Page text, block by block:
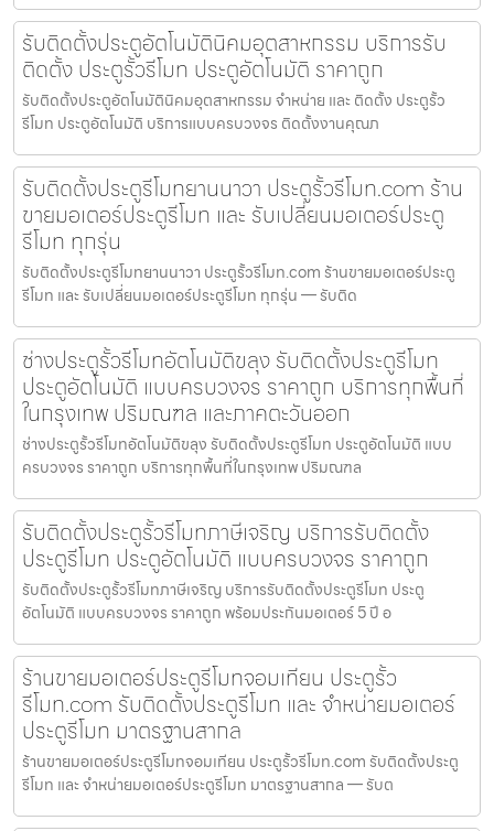
รับติดตั้งประตูอัตโนมัตินิคมอุตสาหกรรม บริการรับ
ติดตั้ง ประตูรั้วรีโมท ประตูอัตโนมัติ ราคาถูก
รับติดตั้งประตูอัตโนมัตินิคมอุตสาหกรรม จำหน่าย และ ติดตั้ง ประตูรั้ว
รีโมท ประตูอัตโนมัติ บริการแบบครบวงจร ติดตั้งงานคุณภ
รับติดตั้งประตูรีโมทยานนาวา ประตูรั้วรีโมท.com ร้าน
ขายมอเตอร์ประตูรีโมท และ รับเปลี่ยนมอเตอร์ประตู
รีโมท ทุกรุ่น
รับติดตั้งประตูรีโมทยานนาวา ประตูรั้วรีโมท.com ร้านขายมอเตอร์ประตู
รีโมท และ รับเปลี่ยนมอเตอร์ประตูรีโมท ทุกรุ่น — รับติด
ช่างประตูรั้วรีโมทอัตโนมัติขลุง รับติดตั้งประตูรีโมท
ประตูอัตโนมัติ แบบครบวงจร ราคาถูก บริการทุกพื้นที่
ในกรุงเทพ ปริมณฑล และภาคตะวันออก
ช่างประตูรั้วรีโมทอัตโนมัติขลุง รับติดตั้งประตูรีโมท ประตูอัตโนมัติ แบบ
ครบวงจร ราคาถูก บริการทุกพื้นที่ในกรุงเทพ ปริมณฑล
รับติดตั้งประตูรั้วรีโมทภาษีเจริญ บริการรับติดตั้ง
ประตูรีโมท ประตูอัตโนมัติ แบบครบวงจร ราคาถูก
รับติดตั้งประตูรั้วรีโมทภาษีเจริญ บริการรับติดตั้งประตูรีโมท ประตู
อัตโนมัติ แบบครบวงจร ราคาถูก พร้อมประกันมอเตอร์ 5 ปี อ
ร้านขายมอเตอร์ประตูรีโมทจอมเทียน ประตูรั้ว
รีโมท.com รับติดตั้งประตูรีโมท และ จำหน่ายมอเตอร์
ประตูรีโมท มาตรฐานสากล
ร้านขายมอเตอร์ประตูรีโมทจอมเทียน ประตูรั้วรีโมท.com รับติดตั้งประตู
รีโมท และ จำหน่ายมอเตอร์ประตูรีโมท มาตรฐานสากล — รับต